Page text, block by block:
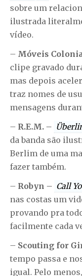
sobre um
ilustrada
vídeo.
– Móveis
clipe gravado
mas depois
traz nomes de
mensagens
– R.E.M. –
da banda são
Berlim de uma
fazer também.
– Robyn – Call
nas costas um
provando pra
facilmente cada
– Scouting for
tempo passa e
igual. Pelo